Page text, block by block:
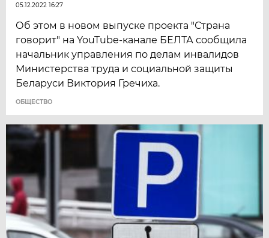
05.12.2022 16:27
Об этом в новом выпуске проекта "Страна
говорит" на YouTube-канале БЕЛТА сообщила
начальник управления по делам инвалидов
Министерства труда и социальной защиты
Беларуси Виктория Гречиха.
ОБЩЕСТВО